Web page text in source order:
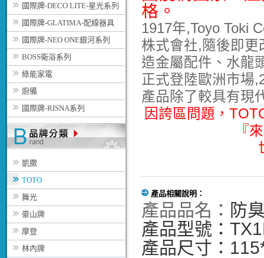
國際牌-DECO LITE-星光系列
國際牌-GLATIMA-配線器具
國際牌-NEO ONE銀河系列
BOSS衛浴系列
綠能家電
廚備
國際牌-RISNA系列
凱撒
TOTO
舞光
豪山牌
摩登
林內牌
格。
1917年,Toyo Toki
株式會社,隨後即
造金屬配件、水龍
正式登陸歐洲市場
產品除了較具有現
因誇區問題，
『
產品相關說明：
產品品名： 防
產品型號：
產品尺寸：